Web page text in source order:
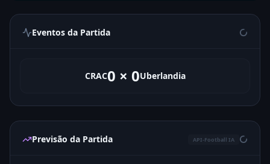
Eventos da Partida
CRAC0 × 0Uberlandia
Previsão da Partida API-Football IA